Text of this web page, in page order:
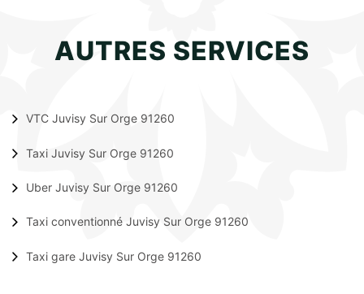
AUTRES SERVICES
VTC Juvisy Sur Orge 91260
Taxi Juvisy Sur Orge 91260
Uber Juvisy Sur Orge 91260
Taxi conventionné Juvisy Sur Orge 91260
Taxi gare Juvisy Sur Orge 91260